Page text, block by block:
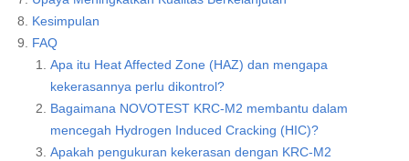
Kesimpulan
FAQ
Apa itu Heat Affected Zone (HAZ) dan mengapa
kekerasannya perlu dikontrol?
Bagaimana NOVOTEST KRC-M2 membantu dalam
mencegah Hydrogen Induced Cracking (HIC)?
Apakah pengukuran kekerasan dengan KRC-M2